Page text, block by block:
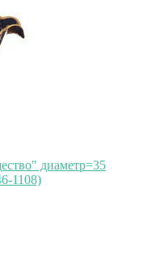
диаметр=35
1108)